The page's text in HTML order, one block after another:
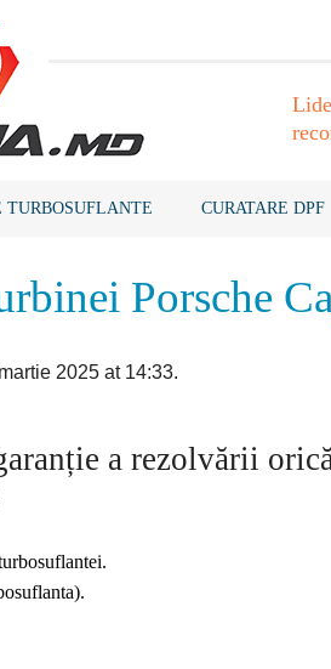
TURBOSUFLANTE CURATARE DPF
Porsche
2025 at 14:33.
a rezolvării